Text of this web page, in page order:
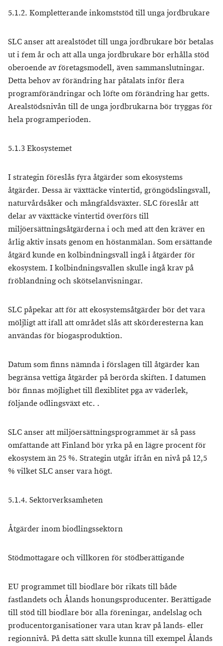
5.1.2. Kompletterande inkomststöd till unga jordbrukare
SLC anser att arealstödet till unga jordbrukare bör betalas
ut i fem år och att alla unga jordbrukare bör erhålla stöd
oberoende av företagsmodell, även sammanslutningar.
Detta behov av förändring har påtalats inför flera
programförändringar och löfte om förändring har getts.
Arealstödsnivån till de unga jordbrukarna bör tryggas för
hela programperioden.
5.1.3 Ekosystemet
I strategin föreslås fyra åtgärder som ekosystems
åtgärder. Dessa är växttäcke vintertid, gröngödslingsvall,
naturvårdsåker och mångfaldsväxter. SLC föreslår att
delar av växttäcke vintertid överförs till
miljöersättningsåtgärderna i och med att den kräver en
årlig aktiv insats genom en höstanmälan. Som ersättande
åtgärd kunde en kolbindningsvall ingå i åtgärder för
ekosystem. I kolbindningsvallen skulle ingå krav på
fröblandning och skötselanvisningar.
SLC påpekar att för att ekosystemsåtgärder bör det vara
möljligt att ifall att området slås att skörderesterna kan
användas för biogasproduktion.
Datum som finns nämnda i förslagen till åtgärder kan
begränsa vettiga åtgärder på berörda skiften. I datumen
bör finnas möjlighet till flexiblitet pga av väderlek,
följande odlingsväxt etc. .
SLC anser att miljöersättningsprogrammet är så pass
omfattande att Finland bör yrka på en lägre procent för
ekosystem än 25 %. Strategin utgår ifrån en nivå på 12,5
% vilket SLC anser vara högt.
5.1.4. Sektorverksamheten
Åtgärder inom biodlingssektorn
Stödmottagare och villkoren för stödberättigande
EU programmet till biodlare bör rikats till både
fastlandets och Ålands honungsproducenter. Berättigade
till stöd till biodlare bör alla föreningar, andelslag och
producentorganisationer vara utan krav på lands- eller
regionnivå. På detta sätt skulle kunna till exempel Ålands